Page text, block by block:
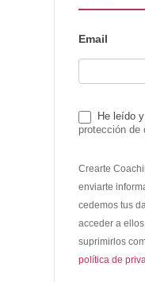
Email
He leído
protección de
Crearte
enviarte
cedemos tus
acceder a
suprimirlos
política de